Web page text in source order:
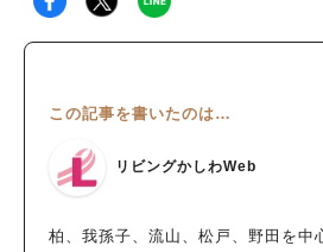
この記事を書いたのは…
リビングかしわWeb
柏、我孫子、流山、松戸、野田を中